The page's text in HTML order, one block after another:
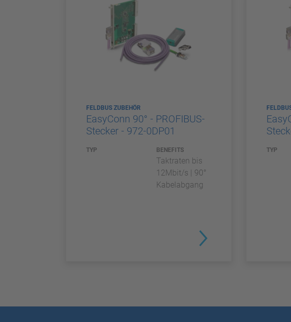
FELDBUS ZUBEHÖR
EasyConn 90° - PROFIBUS-
Stecker - 972-0DP01
TYP BENEFITS
Taktraten bis
12Mbit/s | 90°
Kabelabgang
TYP